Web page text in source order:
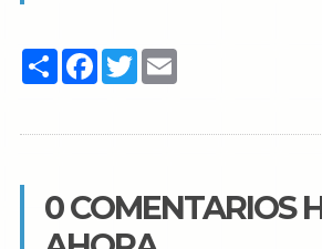
Share Facebook
TwitterEmail
0 COMENTARIOS